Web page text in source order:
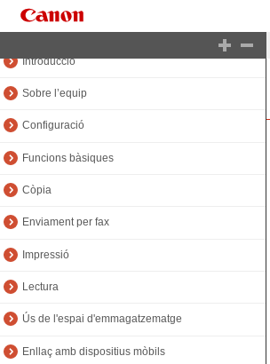
Introducció
Sobre l’equip
Configuració
Funcions bàsiques
Còpia
Enviament per fax
Impressió
Lectura
Ús de l'espai d'emmagatzematge
Enllaç amb dispositius mòbils